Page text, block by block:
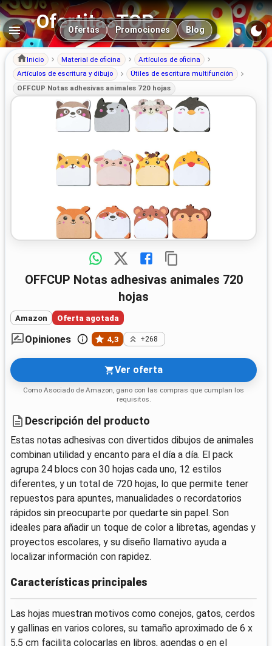
OfertitasTOP
Navegación principal
Ofertas Promociones Blog
Inicio Material de oficina
Artículos de oficina
Artículos de escritura y dibujo
Útiles de escritura multifunción
OFFCUP Notas adhesivas animales 720 hojas
OFFCUP Notas adhesivas animales 720
hojas
Amazon Oferta agotada
Opiniones 4,3 +268
Ver oferta
Como Asociado de Amazon, gano con las compras que cumplan los
requisitos.
Descripción del producto
Estas notas adhesivas con divertidos dibujos de animales
combinan utilidad y encanto para el día a día. El pack
agrupa 24 blocs con 30 hojas cada uno, 12 estilos
diferentes, y un total de 720 hojas, lo que permite tener
repuestos para apuntes, manualidades o recordatorios
rápidos sin preocuparte por quedarte sin papel. Son
ideales para añadir un toque de color a libretas, agendas y
proyectos escolares, y su diseño llamativo ayuda a
localizar información con rapidez.
Características principales
Las hojas muestran motivos como conejos, gatos, cerdos
y gallinas en varios colores, su tamaño aproximado de 6 x
5,5 cm facilita colocarlas en libros, agendas o en el